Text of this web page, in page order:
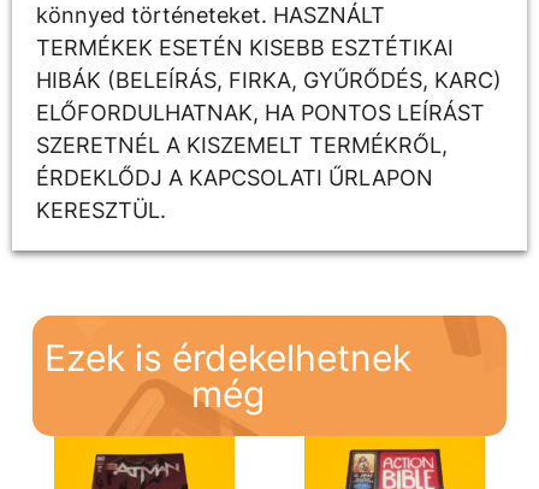
könnyed történeteket. HASZNÁLT
TERMÉKEK ESETÉN KISEBB ESZTÉTIKAI
HIBÁK (BELEÍRÁS, FIRKA, GYŰRŐDÉS, KARC)
ELŐFORDULHATNAK, HA PONTOS LEÍRÁST
SZERETNÉL A KISZEMELT TERMÉKRŐL,
ÉRDEKLŐDJ A KAPCSOLATI ŰRLAPON
KERESZTÜL.
Ezek is érdekelhetnek
még